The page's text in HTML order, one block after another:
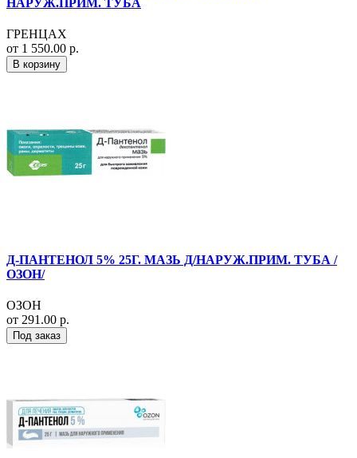
НАРУЖ.ПРИМ. ТУБА
ГРЕНЦАХ
от 1 550.00 р.
В корзину
Д-ПАНТЕНОЛ 5% 25Г. МАЗЬ Д/НАРУЖ.ПРИМ. ТУБА /
ОЗОН/
ОЗОН
от 291.00 р.
Под заказ